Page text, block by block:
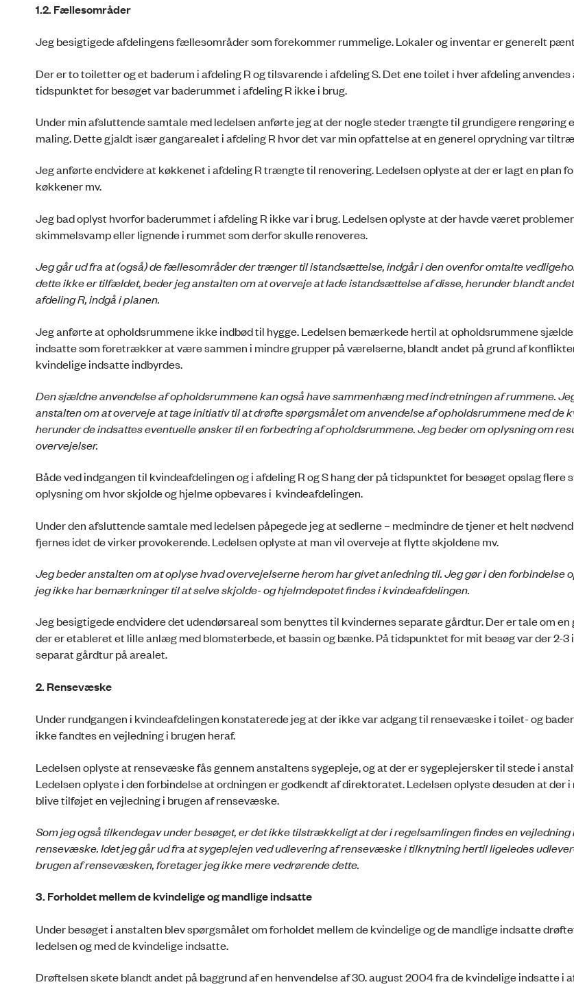
1.2. Fællesområder
Jeg besigtigede afdelingens fællesområder som forekommer rummelige. Lokaler og inventar er generelt
Der er to toiletter og et baderum i afdeling R og tilsvarende i afdeling S. Det ene toilet i hver afdeling anvendes
tidspunktet for besøget var baderummet i afdeling R ikke i brug.
Under min afsluttende samtale med ledelsen anførte jeg at der nogle steder trængte til grundigere rengøring
maling. Dette gjaldt især gangarealet i afdeling R hvor det var min opfattelse at en generel oprydning var
Jeg anførte endvidere at køkkenet i afdeling R trængte til renovering. Ledelsen oplyste at der er lagt en plan
køkkener mv.
Jeg bad oplyst hvorfor baderummet i afdeling R ikke var i brug. Ledelsen oplyste at der havde været
skimmelsvamp eller lignende i rummet som derfor skulle renoveres.
Jeg går ud fra at (også) de fællesområder der trænger til istandsættelse, indgår i den ovenfor omtalte
dette ikke er tilfældet, beder jeg anstalten om at overveje at lade istandsættelse af disse, herunder blandt
afdeling R, indgå i planen.
Jeg anførte at opholdsrummene ikke indbød til hygge. Ledelsen bemærkede hertil at opholdsrummene
indsatte som foretrækker at være sammen i mindre grupper på værelserne, blandt andet på grund af
kvindelige indsatte indbyrdes.
Den sjældne anvendelse af opholdsrummene kan også have sammenhæng med indretningen af rummene.
anstalten om at overveje at tage initiativ til at drøfte spørgsmålet om anvendelse af opholdsrummene med de
herunder de indsattes eventuelle ønsker til en forbedring af opholdsrummene. Jeg beder om oplysning om
overvejelser.
Både ved indgangen til kvindeafdelingen og i afdeling R og S hang der på tidspunktet for besøget opslag flere
oplysning om hvor skjolde og hjelme opbevares i kvindeafdelingen.
Under den afsluttende samtale med ledelsen påpegede jeg at sedlerne – medmindre de tjener et helt
fjernes idet de virker provokerende. Ledelsen oplyste at man vil overveje at flytte skjoldene mv.
Jeg beder anstalten om at oplyse hvad overvejelserne herom har givet anledning til. Jeg gør i den forbindelse
jeg ikke har bemærkninger til at selve skjolde- og hjelmdepotet findes i kvindeafdelingen.
Jeg besigtigede endvidere det udendørsareal som benyttes til kvindernes separate gårdtur. Der er tale om
der er etableret et lille anlæg med blomsterbede, et bassin og bænke. På tidspunktet for mit besøg var der 2-3
separat gårdtur på arealet.
2. Rensevæske
Under rundgangen i kvindeafdelingen konstaterede jeg at der ikke var adgang til rensevæske i toilet- og
ikke fandtes en vejledning i brugen heraf.
Ledelsen oplyste at rensevæske fås gennem anstaltens sygepleje, og at der er sygeplejersker til stede i
Ledelsen oplyste i den forbindelse at ordningen er godkendt af direktoratet. Ledelsen oplyste desuden at der
blive tilføjet en vejledning i brugen af rensevæske.
Som jeg også tilkendegav under besøget, er det ikke tilstrækkeligt at der i regelsamlingen findes en vejledning
rensevæske. Idet jeg går ud fra at sygeplejen ved udlevering af rensevæske i tilknytning hertil ligeledes
brugen af rensevæsken, foretager jeg ikke mere vedrørende dette.
3. Forholdet mellem de kvindelige og mandlige indsatte
Under besøget i anstalten blev spørgsmålet om forholdet mellem de kvindelige og de mandlige indsatte
ledelsen og med de kvindelige indsatte.
Drøftelsen skete blandt andet på baggrund af en henvendelse af 30. august 2004 fra de kvindelige indsatte i